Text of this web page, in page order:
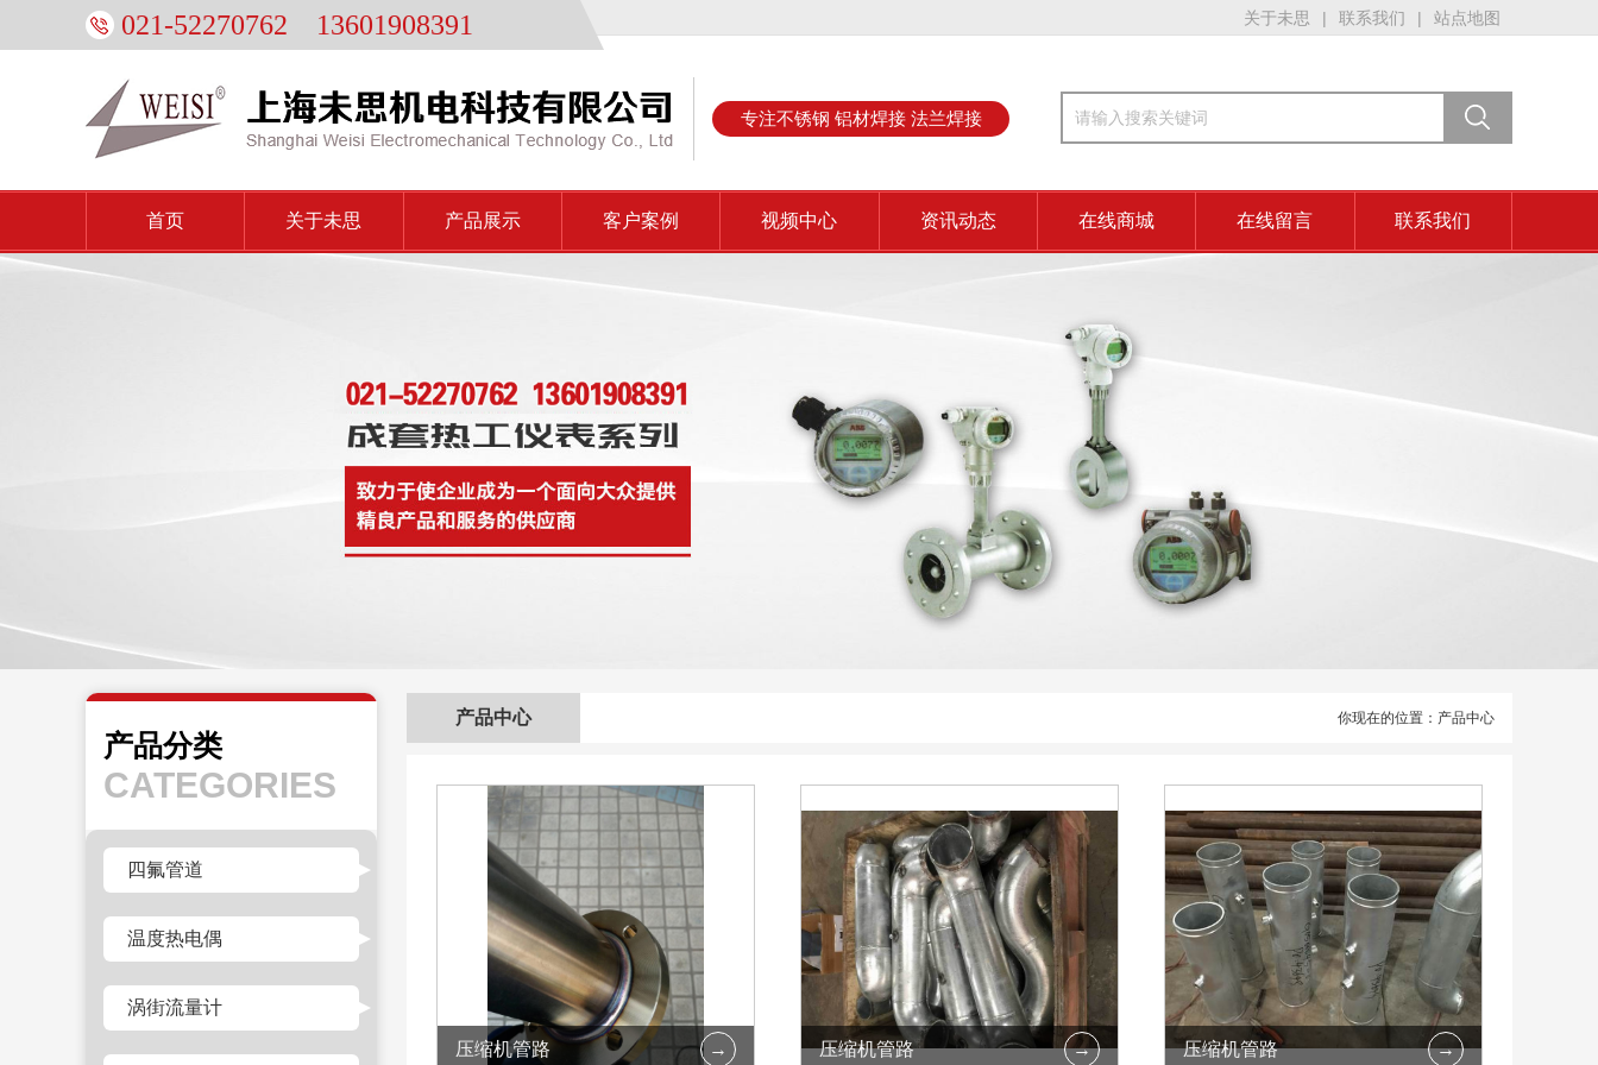
021-52270762 13601908391 关于未思 | 联系我们 | 站点地图
专注不锈钢 铝材焊接 法兰焊接
首页 关于未思 产品展示 客户案例 视频中心 资讯动态 在线商城 在线留言 联系我们
产品分类
CATEGORIES
四氟管道
温度热电偶
涡街流量计
产品中心 你现在的位置：产品中心
压缩机管路 压缩机管路 压缩机管路